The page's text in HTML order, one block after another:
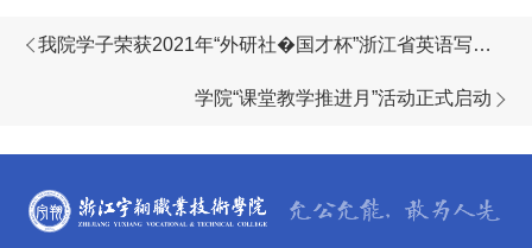
我院学子荣获2021年“外研社�国才杯”浙江省英语写作
学院“课堂教学推进月”活动正式启动